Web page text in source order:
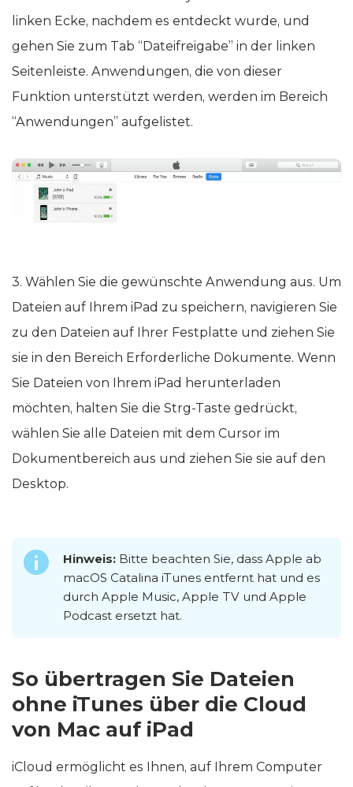
linken Ecke, nachdem es entdeckt wurde, und
gehen Sie zum Tab “Dateifreigabe” in der linken
Seitenleiste. Anwendungen, die von dieser
Funktion unterstützt werden, werden im Bereich
“Anwendungen” aufgelistet.
3. Wählen Sie die gewünschte Anwendung aus. Um
Dateien auf Ihrem iPad zu speichern, navigieren Sie
zu den Dateien auf Ihrer Festplatte und ziehen Sie
sie in den Bereich Erforderliche Dokumente. Wenn
Sie Dateien von Ihrem iPad herunterladen
möchten, halten Sie die Strg-Taste gedrückt,
wählen Sie alle Dateien mit dem Cursor im
Dokumentbereich aus und ziehen Sie sie auf den
Desktop.
Hinweis: Bitte beachten Sie, dass Apple ab
macOS Catalina iTunes entfernt hat und es
durch Apple Music, Apple TV und Apple
Podcast ersetzt hat.
So übertragen Sie Dateien
ohne iTunes über die Cloud
von Mac auf iPad
iCloud ermöglicht es Ihnen, auf Ihrem Computer